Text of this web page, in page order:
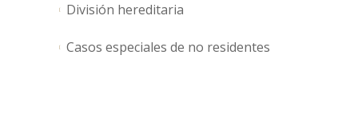
División hereditaria
Casos especiales de no residentes